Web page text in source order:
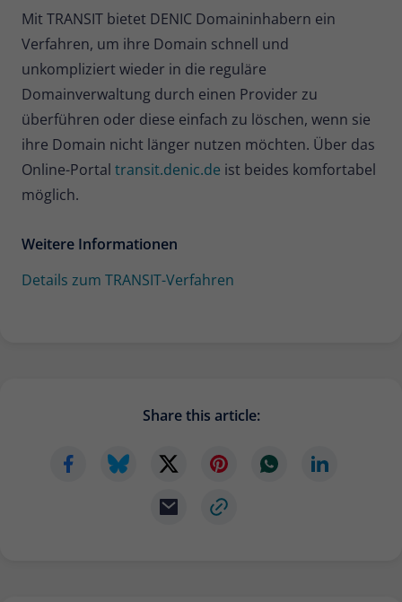
Mit TRANSIT bietet DENIC Domaininhabern ein
Verfahren, um ihre Domain schnell und
unkompliziert wieder in die reguläre
Domainverwaltung durch einen Provider zu
überführen oder diese einfach zu löschen, wenn sie
ihre Domain nicht länger nutzen möchten. Über das
Online-Portal transit.denic.de ist beides komfortabel
möglich.
Weitere Informationen
Details zum TRANSIT-Verfahren
Share this article: